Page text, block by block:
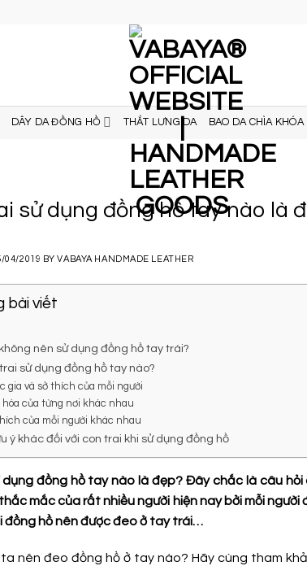
DÂY DA ĐỒNG HỒ THẮT LƯNG DA BAO DA CHÌA KHÓA
sử dụng đồng hồ tay nào là
04/2019 BYVABAYA HANDMADE LEATHER
bài viết
nên sử dụng đồng hồ tay trái?
sử dụng đồng hồ tay nào?
gia và sở thích của mỗi người
hóa của từng nơi khác nhau
của mỗi người khác nhau
ý khác đối với con trai khi sử dụng đồng hồ
đồng hồ tay nào là đẹp? Đây chắc là câu
mắc của rất nhiều người hiện nay bởi mỗi
đồng hồ nên được đeo ở tay trái…
nên đeo đồng hồ ở tay nào? Hãy cùng tham